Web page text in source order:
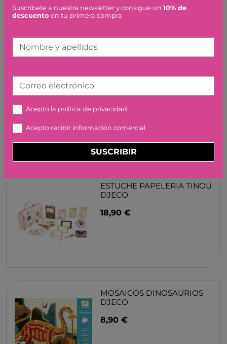
CRIA DE OSO PANDA
4,99 €
ESTUCHE PAPELERIA TINOU
DJECO
18,90 €
MOSAICOS DINOSAURIOS
DJECO
8,90 €
Suscríbete a nuestra newsletter y consigue un 10% de
descuento en tu primera compra
Nombre y apellidos
Correo electrónico
Acepto la política de privacidad
Acepto recibir información comercial
SUSCRIBIR